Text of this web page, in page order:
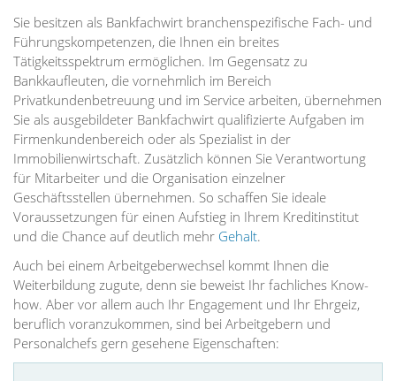
Sie besitzen als Bankfachwirt branchenspezifische Fach- und
Führungskompetenzen, die Ihnen ein breites
Tätigkeitsspektrum ermöglichen. Im Gegensatz zu
Bankkaufleuten, die vornehmlich im Bereich
Privatkundenbetreuung und im Service arbeiten, übernehmen
Sie als ausgebildeter Bankfachwirt qualifizierte Aufgaben im
Firmenkundenbereich oder als Spezialist in der
Immobilienwirtschaft. Zusätzlich können Sie Verantwortung
für Mitarbeiter und die Organisation einzelner
Geschäftsstellen übernehmen. So schaffen Sie ideale
Voraussetzungen für einen Aufstieg in Ihrem Kreditinstitut
und die Chance auf deutlich mehr Gehalt.
Auch bei einem Arbeitgeberwechsel kommt Ihnen die
Weiterbildung zugute, denn sie beweist Ihr fachliches Know-
how. Aber vor allem auch Ihr Engagement und Ihr Ehrgeiz,
beruflich voranzukommen, sind bei Arbeitgebern und
Personalchefs gern gesehene Eigenschaften: